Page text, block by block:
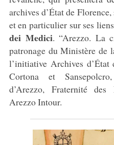
archives d’État de
et en particulier sur ses
dei Medici. “Arezzo. La
patronage du Ministère de
l’initiative Archives d’État
Cortona et
d’Arezzo, Fraternité des
Arezzo Intour.